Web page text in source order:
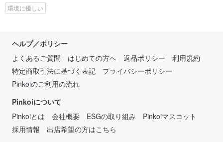
環境に優しい
ヘルプ／ポリシー
よくあるご質問
はじめての方へ 返品ポリシー
利用規約
特定商取引法に基づく表記
プライバシーポリシー
Pinkoiのご利用の流れ
Pinkoiについて
Pinkoiとは
会社概要 ESGの取り組み
Pinkoiマスコット
採用情報
出店希望の方はこちら